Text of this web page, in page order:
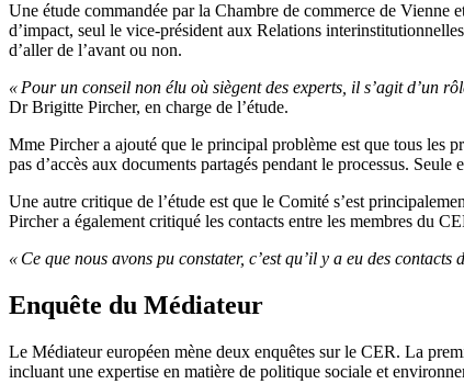
Une étude commandée par la Chambre de commerce de
d’impact, seul le vice-président aux Relations
d’aller de l’avant ou non.
« Pour un conseil non élu où siègent des experts, il s’agit d’un
Dr Brigitte Pircher, en charge de l’étude.
Mme Pircher a ajouté que le principal problème est que tous les
pas d’accès aux documents partagés pendant le processus.
Une autre critique de l’étude est que le Comité s’est
Pircher a également critiqué les contacts entre les membres du
« Ce que nous avons pu constater, c’est qu’il y a eu des
Enquête du Médiateur
Le Médiateur européen mène deux enquêtes sur le CER. La
incluant une expertise en matière de politique sociale et